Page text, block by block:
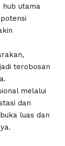
utama
terobosan
melalui
dan
luas dan